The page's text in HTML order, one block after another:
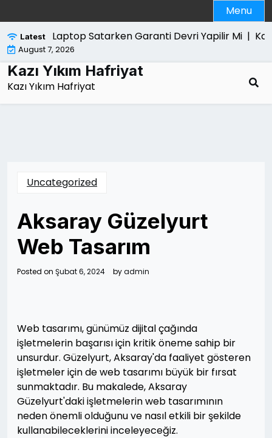
to
content
Menu
Latest
Laptop Satarken Garanti Devri Yapilir Mi |Kanun
August 7, 2026
Kazı Yıkım Hafriyat
Kazı Yıkım Hafriyat
Uncategorized
Aksaray Güzelyurt
Web Tasarım
Posted on Şubat 6, 2024 byadmin
Web tasarımı, günümüz dijital çağında
işletmelerin başarısı için kritik öneme sahip bir
unsurdur. Güzelyurt, Aksaray'da faaliyet gösteren
işletmeler için de web tasarımı büyük bir fırsat
sunmaktadır. Bu makalede, Aksaray
Güzelyurt'daki işletmelerin web tasarımının
neden önemli olduğunu ve nasıl etkili bir şekilde
kullanabileceklerini inceleyeceğiz.